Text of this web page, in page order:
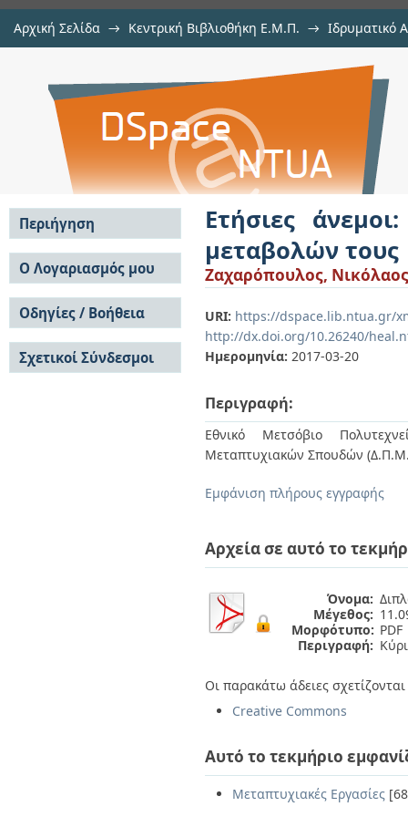
Αρχική Σελίδα → Κεντρική Βιβλιοθήκη Ε.Μ.Π. → Ιδρυματικό
Ετήσιες άνεμοι: κλιματική
Ετήσιες
μεταβολών τους
Ζαχαρόπουλος, Νικόλαος
URI: https://dspace.lib.ntua.gr/
http://dx.doi.org/10.26240/
Ημερομηνία: 2017-03-20
Περιγραφή:
Εθνικό Μετσόβιο
Μεταπτυχιακών Σπουδών
Εμφάνιση πλήρους εγγραφής
Αρχεία σε αυτό το
Όνομα:
Μέγεθος:
Μορφότυπο: PDF
Περιγραφή:
Οι παρακάτω άδειες
Creative Commons
Αυτό το τεκμήριο
Μεταπτυχιακές Εργασίες
Περιήγηση
Σε όλο το DSpace
Κοινότητες & Συλλογές
Ανά Ημερομηνία
Έκδοσης
Συγγραφείς
Τίτλοι
Θέματα
Ο Λογαριασμός μου
Σύνδεση
Εγγραφή
Οδηγίες / Βοήθεια
Οδηγίες Υποβολής
Οδηγίες Χρήσης ΙΑ
Συχνές Ερωτήσεις
Σχετικοί Σύνδεσμοι